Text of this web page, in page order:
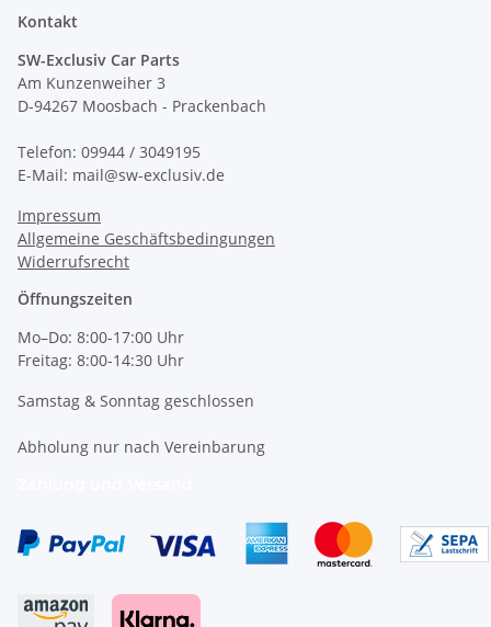
Kontakt
SW-Exclusiv Car Parts
Am Kunzenweiher 3
D-94267 Moosbach - Prackenbach
Telefon: 09944 / 3049195
E-Mail: mail@sw-exclusiv.de
Impressum
Allgemeine Geschäftsbedingungen
Widerrufsrecht
Öffnungszeiten
Mo–Do: 8:00-17:00 Uhr
Freitag: 8:00-14:30 Uhr
Samstag & Sonntag geschlossen
Abholung nur nach Vereinbarung